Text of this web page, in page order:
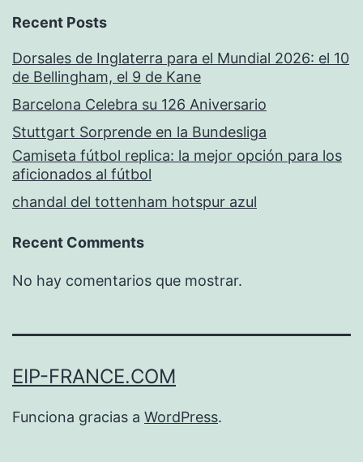
Recent Posts
Dorsales de Inglaterra para el Mundial 2026: el 10
de Bellingham, el 9 de Kane
Barcelona Celebra su 126 Aniversario
Stuttgart Sorprende en la Bundesliga
Camiseta fútbol replica: la mejor opción para los
aficionados al fútbol
chandal del tottenham hotspur azul
Recent Comments
No hay comentarios que mostrar.
EIP-FRANCE.COM
Funciona gracias a WordPress.